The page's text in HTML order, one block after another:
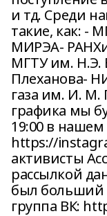
и тд. Среди
такие, как: -
МИРЭА-
МГТУ им. Н.Э.
Плеханова-
газа им. И. М.
графика мы
19:00 в
https://
активисты
рассылкой
был больший
группа ВК: